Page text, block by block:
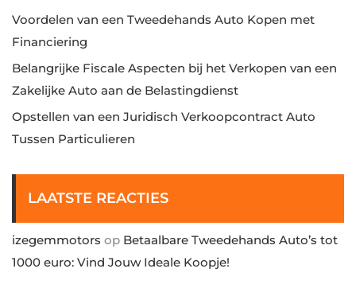
Voordelen van een Tweedehands Auto Kopen met
Financiering
Belangrijke Fiscale Aspecten bij het Verkopen van een
Zakelijke Auto aan de Belastingdienst
Opstellen van een Juridisch Verkoopcontract Auto
Tussen Particulieren
LAATSTE REACTIES
izegemmotors op Betaalbare Tweedehands Auto’s tot
1000 euro: Vind Jouw Ideale Koopje!